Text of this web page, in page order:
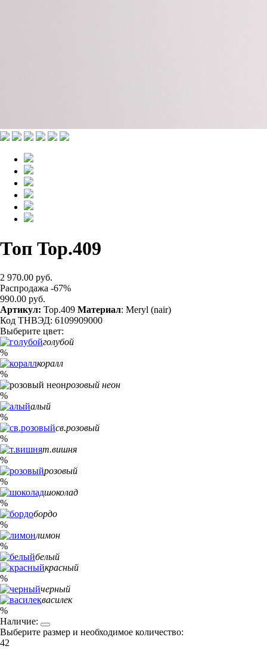
Топ Top.409
2 970.00 руб.
Распродажа -67%
990.00 руб.
Артикул: Top.409 Материал: Meryl (nair)
Код ТНВЭД: 6109909000
Выберите цвет:
голубой
%
коралл
%
розовый неон
%
алый
%
св.розовый
%
т.вишня
%
розовый
%
шоколад
%
бордо
%
лимон
%
белый
красный
%
черный
василек
%
Наличие:
Выберите размер и необходимое количество:
42